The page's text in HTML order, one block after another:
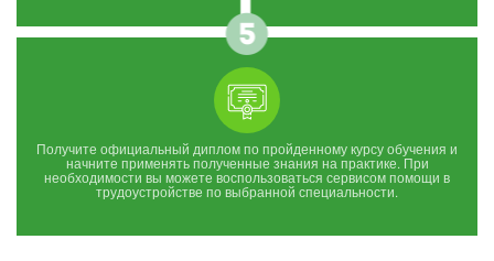
Получите официальный диплом по пройденному курсу обучения и
начните применять полученные знания на практике. При
необходимости вы можете воспользоваться сервисом помощи в
трудоустройстве по выбранной специальности.